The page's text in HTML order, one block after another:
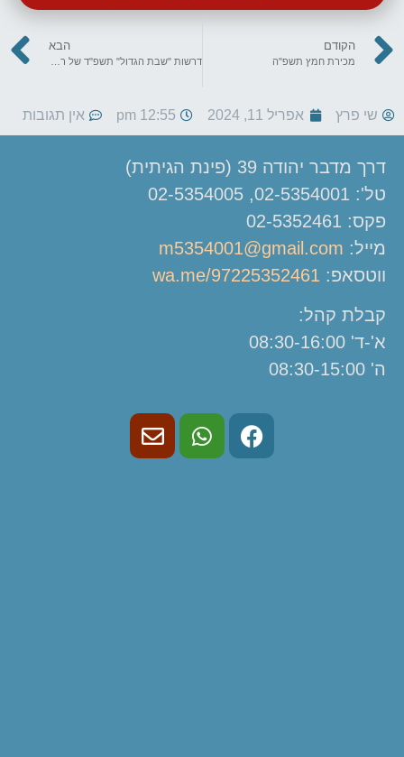
הקודם
מכירת חמץ תשפ"ה
הבא
שי פרץ אפריל 11, 2024 12:55 pm אין תגובות
דרך מדבר יהודה 39 (פינת הגיתית)
טל': 02-5354001, 02-5354005
פקס: 02-5352461
מייל: m5354001@gmail.com
ווטסאפ: wa.me/97225352461
קבלת קהל:
א'-ד' 08:30-16:00
ה' 08:30-15:00